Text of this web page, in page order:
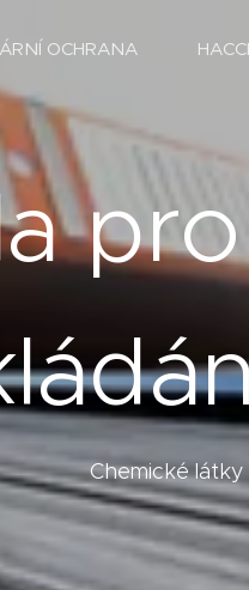
OCHRANA
Chemické látky